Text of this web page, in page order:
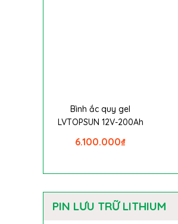
Bình ắc quy gel
LVTOPSUN 12V-200Ah
₫
6.100.000
PIN LƯU TRỮ LITHIUM